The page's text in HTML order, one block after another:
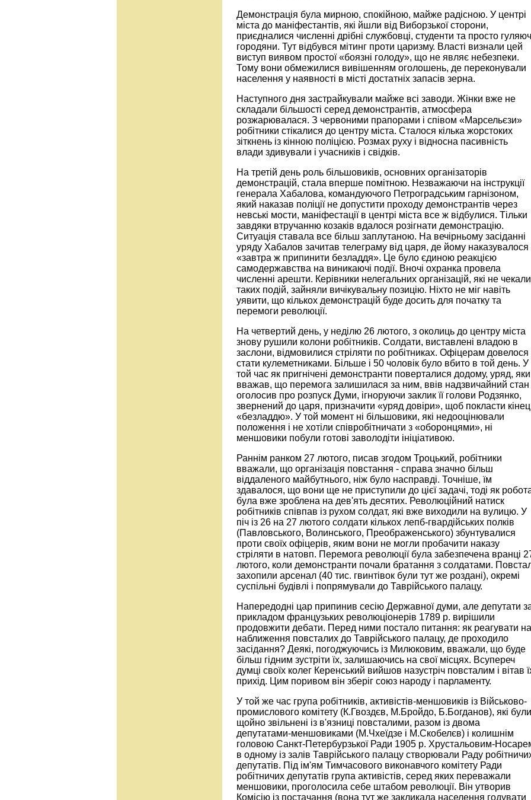
Демонстрація була мирною, спокійною, майже радісною. У центрі
міста до маніфестантів, які йшли від Виборзької сторони,
приєдналися численні дрібні службовці, студенти та просто
городяни. Тут відбувся мітинг проти царизму. Власті визнали цей
виступ виявом простої «боязні голоду», що не являє небезпеки.
Тому вони обмежилися вивішенням оголошень, де переконували
населення у наявності в місті достатніх запасів зерна.
Наступного дня застрайкували майже всі заводи. Жінки вже не
складали більшості серед демонстрантів, атмосфера
розжарювалася. З червоними прапорами і співом «Марсельєзи»
робітники стікалися до центру міста. Сталося кілька жорстоких
зіткнень із кінною поліцією. Розмах руху і відносна пасивність
влади здивували і учасників і свідків.
На третій день роль більшовиків, основних організаторів
демонстрацій, стала вперше помітною. Незважаючи на інструкції
генерала Хабалова, командуючого Петроградським гарнізоном,
який наказав поліції не допустити проходу демонстрантів через
невські мости, маніфестації в центрі міста все ж відбулися. Тільки
завдяки втручанню козаків вдалося розігнати демонстрацію.
Ситуація ставала все більш заплутаною. На вечірньому засіданні
уряду Хабалов зачитав телеграму від царя, де йому наказувалося
«завтра ж припинити безладдя». Це було єдиною реакцією
самодержавства на виникаючі події. Вночі охранка провела
численні арешти. Керівники нелегальних організацій, які не чекали
таких подій, зайняли вичікувальну позицію. Ніхто не міг навіть
уявити, що кількох демонстрацій буде досить для початку та
перемоги революції.
На четвертий день, у неділю 26 лютого, з околиць до центру міста
знову рушили колони робітників. Солдати, виставлені владою в
заслони, відмовилися стріляти по робітниках. Офіцерам довелося
стати кулеметниками. Більше і 50 чоловік було вбито в той день. У
той час як пригнічені демонстранти поверталися додому, уряд,
вважав, що перемога залишилася за ним, ввів надзвичайний стан
оголосив про розпуск Думи, ігноруючи заклик її голови Родзянко,
звернений до царя, призначити «уряд довіри», щоб покласти
«безладдю». У той момент ні більшовики, які недооцінювали
положення і не хотіли співробітничати з «оборонцями», ні
меншовики побули готові заволодіти ініціативою.
Раннім ранком 27 лютого, писав згодом Троцький, робітники
вважали, що організація повстання - справа значно більш
віддаленого майбутнього, ніж було насправді. Точніше, їм
здавалося, що вони ще не приступили до цієї задачі, тоді як
була вже зроблена на дев'ять десятих. Революційний натиск
робітників співпав із рухом солдат, які вже виходили на вулицю. У
піч із 26 на 27 лютого солдати кількох лепб-гвардійських полків
(Павловського, Волинського, Преображенського) збунтувалися
проти своїх офіцерів, яким вони не могли пробачити наказу
стріляти в натовп. Перемога революції була забезпечена вранці
лютого, коли демонстранти почали братання з солдатами.
захопили арсенал (40 тис. гвинтівок були тут же роздані), окремі
суспільні будівлі і попрямували до Таврійського палацу.
Напередодні цар припинив сесію Державної думи, але депутати
прикладом французьких революціонерів 1789 р. вирішили
продовжити дебати. Перед ними постало питання: як реагувати на
наближення повсталих до Таврійського палацу, де проходило
засідання? Деякі, погоджуючись із Милюковим, вважали, що буде
більш гідним зустріти їх, залишаючись на свої місцях. Всупереч
думці своїх колег Керенський вийшов назустріч повсталим і вітав
прихід. Цим поривом він зберіг союз народу і парламенту.
У той же час група робітників, активістів-меншовиків із Військово-
промислового комітету (К.Гвоздєв, М.Бройдо, Б.Богданов), які були
щойно звільнені із в'язниці повсталими, разом із двома
депутатами-меншовиками (М.Чхеїдзе і М.Скобелєв) і колишнім
головою Санкт-Петербурзької Ради 1905 р. Хрустальовим-
в одному із залів Таврійського палацу створювали Раду
депутатів. Під ім'ям Тимчасового виконавчого комітету Ради
робітничих депутатів група активістів, серед яких переважали
меншовики, проголосила себе штабом революції. Він утворив
Комісію із постачання (вона тут же закликала населення годувати